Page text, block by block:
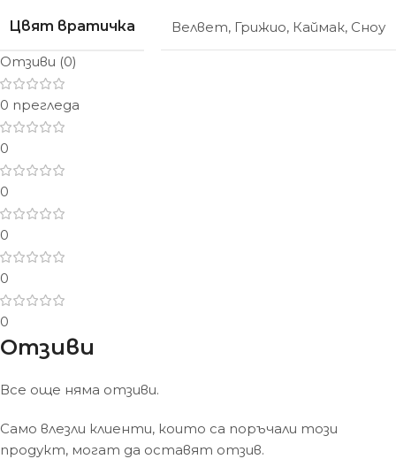
Цвят вратичка Велвет, Грижио, Каймак, Сноу
Отзиви (0)
0 прегледа
0
0
0
0
0
Отзиви
Все още няма отзиви.
Само влезли клиенти, които са поръчали този
продукт, могат да оставят отзив.